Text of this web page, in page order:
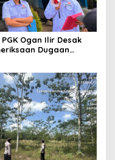
PGK Ogan Ilir Desak
Dugaan
Berjalan